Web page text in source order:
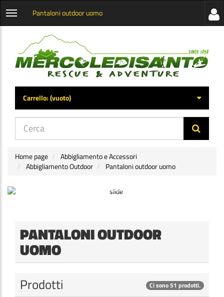
Apri
categorie
Pantaloni outdoor uomo
di
Carrello:(vuoto)
Home page
Abbigliamento e Accessori
Abbigliamento Outdoor
Pantaloni outdoor uomo
PANTALONI OUTDOOR
UOMO
Prodotti Ci sono 51 prodotti.